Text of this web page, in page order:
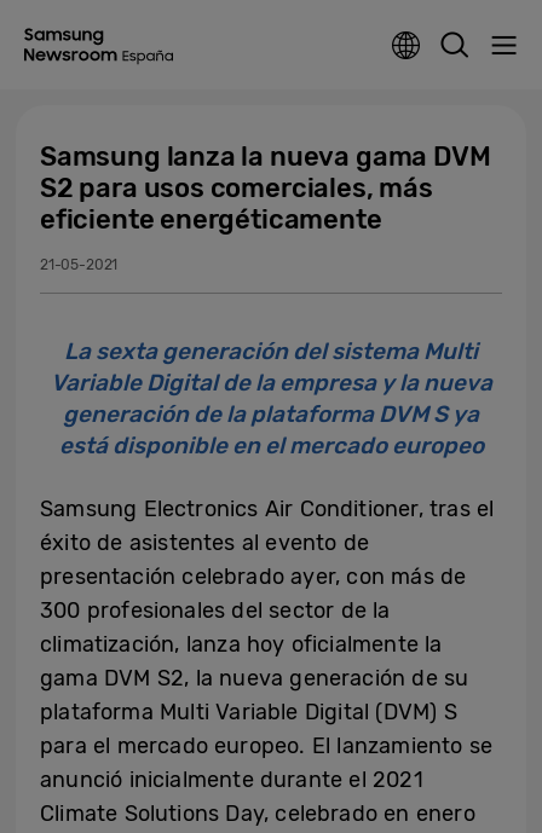
Samsung lanza la nueva gama DVM
S2 para usos comerciales, más
eficiente energéticamente
21-05-2021
La sexta generación del sistema Multi
Variable Digital de la empresa y la nueva
generación de la plataforma DVM S ya
está disponible en el mercado europeo
Samsung Electronics Air Conditioner, tras el
éxito de asistentes al evento de
presentación celebrado ayer, con más de
300 profesionales del sector de la
climatización, lanza hoy oficialmente la
gama DVM S2, la nueva generación de su
plataforma Multi Variable Digital (DVM) S
para el mercado europeo. El lanzamiento se
anunció inicialmente durante el 2021
Climate Solutions Day, celebrado en enero